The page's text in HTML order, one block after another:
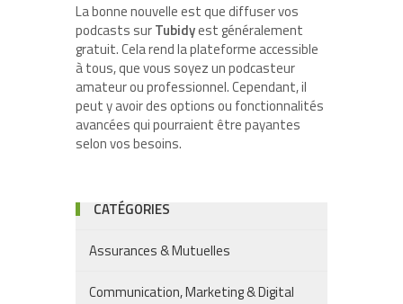
La bonne nouvelle est que diffuser vos
podcasts surTubidyest généralement
gratuit. Cela rend la plateforme accessible
à tous, que vous soyez un podcasteur
amateur ou professionnel. Cependant, il
peut y avoir des options ou fonctionnalités
avancées qui pourraient être payantes
selon vos besoins.
CATÉGORIES
Assurances & Mutuelles
Communication, Marketing & Digital